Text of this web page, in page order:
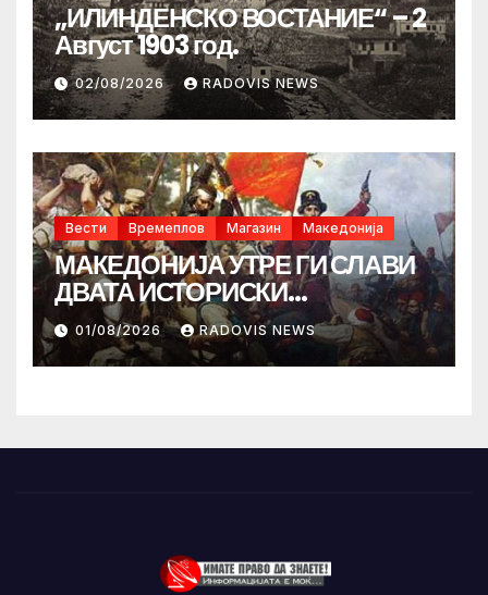
„ИЛИНДЕНСКО ВОСТАНИЕ“ – 2
Август 1903 год.
02/08/2026 RADOVIS NEWS
Вести Времеплов Магазин Македонија
МАКЕДОНИЈА УТРЕ ГИ СЛАВИ
ДВАТА ИСТОРИСКИ
ИЛИНДЕНА!
01/08/2026 RADOVIS NEWS